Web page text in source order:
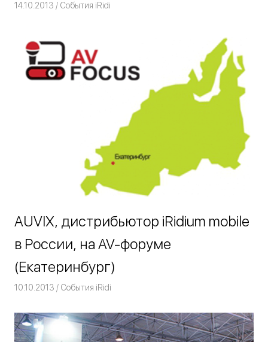
14.10.2013 Команда iRidium mobile
События iRidi
AUVIX, дистрибьютор iRidium mobile
в России, на AV-форуме
(Екатеринбург)
10.10.2013 Команда iRidium mobile
События iRidi